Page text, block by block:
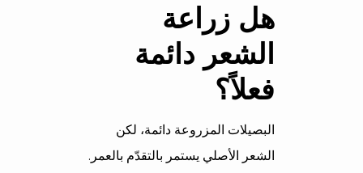
هل زراعة
الشعر دائمة
فعلاً؟
البصيلات المزروعة دائمة، لكن
الشعر الأصلي يستمر بالتقدّم بالعمر.